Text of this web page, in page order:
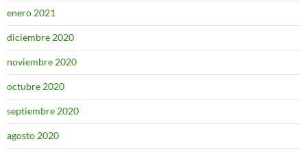
enero 2021
diciembre 2020
noviembre 2020
octubre 2020
septiembre 2020
agosto 2020